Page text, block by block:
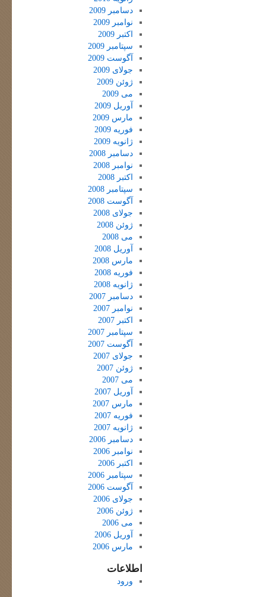
دسامبر 2009
نوامبر 2009
اکتبر 2009
سپتامبر 2009
آگوست 2009
جولای 2009
ژوئن 2009
می 2009
آوریل 2009
مارس 2009
فوریه 2009
ژانویه 2009
دسامبر 2008
نوامبر 2008
اکتبر 2008
سپتامبر 2008
آگوست 2008
جولای 2008
ژوئن 2008
می 2008
آوریل 2008
مارس 2008
فوریه 2008
ژانویه 2008
دسامبر 2007
نوامبر 2007
اکتبر 2007
سپتامبر 2007
آگوست 2007
جولای 2007
ژوئن 2007
می 2007
آوریل 2007
مارس 2007
فوریه 2007
ژانویه 2007
دسامبر 2006
نوامبر 2006
اکتبر 2006
سپتامبر 2006
آگوست 2006
جولای 2006
ژوئن 2006
می 2006
آوریل 2006
مارس 2006
اطلاعات
ورود